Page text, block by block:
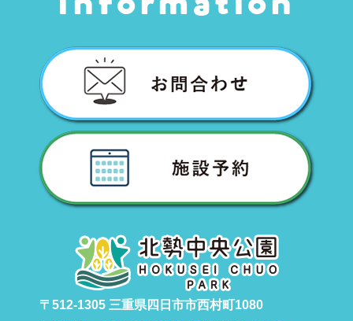
〒512-1305 三重県四日市市西村町1080